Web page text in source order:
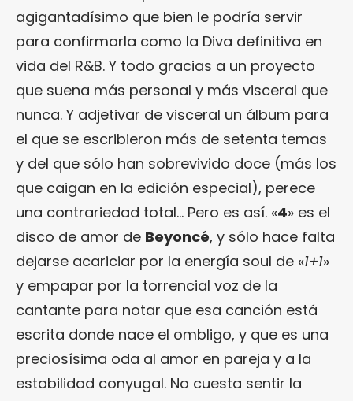
agigantadísimo que bien le podría servir
para confirmarla como la Diva definitiva en
vida del R&B. Y todo gracias a un proyecto
que suena más personal y más visceral que
nunca. Y adjetivar de visceral un álbum para
el que se escribieron más de setenta temas
y del que sólo han sobrevivido doce (más los
que caigan en la edición especial), perece
una contrariedad total… Pero es así. «4» es el
disco de amor de Beyoncé, y sólo hace falta
dejarse acariciar por la energía soul de «1+1»
y empapar por la torrencial voz de la
cantante para notar que esa canción está
escrita donde nace el ombligo, y que es una
preciosísima oda al amor en pareja y a la
estabilidad conyugal. No cuesta sentir la